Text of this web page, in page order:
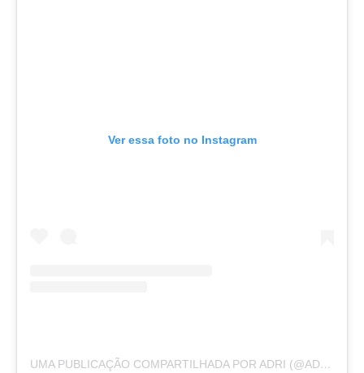
Ver essa foto no Instagram
UMA PUBLICAÇÃO COMPARTILHADA POR ADRI (@ADRIRACHELLE)